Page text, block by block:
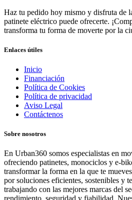
Haz tu pedido hoy mismo y disfruta de
patinete eléctrico puede ofrecerte.
transforma tu forma de moverte por la
Enlaces útiles
Inicio
Financiación
Política de Cookies
Política de privacidad
Aviso Legal
Contáctenos
Sobre nosotros
En Urban360 somos especialistas en
ofreciendo patinetes, monociclos y e-
transformar la forma en la que te
por soluciones eficientes, sostenibles y
trabajando con las mejores marcas del